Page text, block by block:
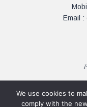
Email :
We use cookies to
comply with the